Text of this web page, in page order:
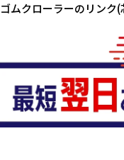
ゴムクローラーのリンク